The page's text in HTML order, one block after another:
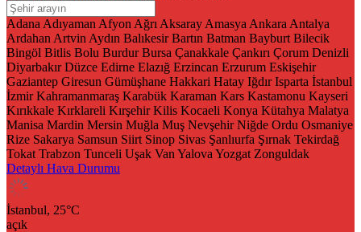
Adana Adıyaman Afyon Ağrı Aksaray Amasya Ankara Antalya
Ardahan Artvin Aydın Balıkesir Bartın Batman Bayburt Bilecik
Bingöl Bitlis Bolu Burdur Bursa Çanakkale Çankırı Çorum Denizli
Diyarbakır Düzce Edirne Elazığ Erzincan Erzurum Eskişehir
Gaziantep Giresun Gümüşhane Hakkari Hatay Iğdır Isparta İstanbul
İzmir Kahramanmaraş Karabük Karaman Kars Kastamonu Kayseri
Kırıkkale Kırklareli Kırşehir Kilis Kocaeli Konya Kütahya Malatya
Manisa Mardin Mersin Muğla Muş Nevşehir Niğde Ordu Osmaniye
Rize Sakarya Samsun Siirt Sinop Sivas Şanlıurfa Şırnak Tekirdağ
Tokat Trabzon Tunceli Uşak Van Yalova Yozgat Zonguldak
Detaylı Hava Durumu
İstanbul, 25°C
açık